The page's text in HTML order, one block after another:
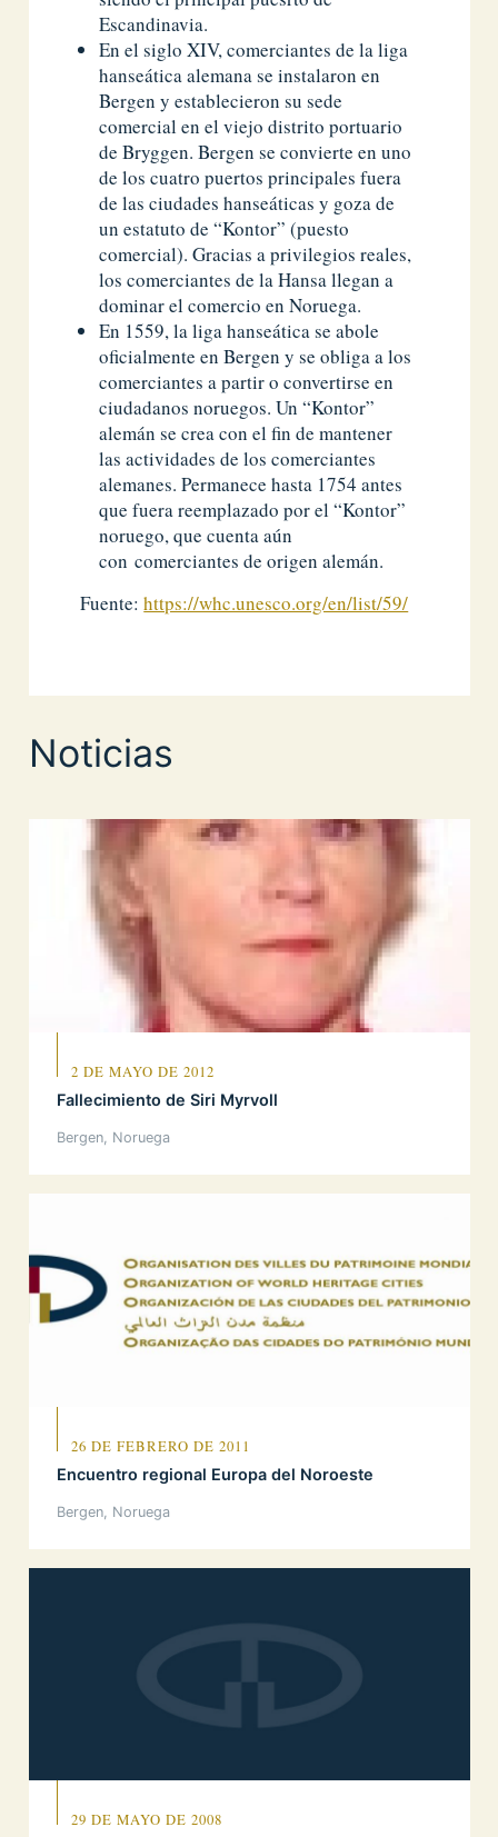
Escandinavia.
En el siglo XIV, comerciantes de la liga
hanseática alemana se instalaron en
Bergen y establecieron su sede
comercial en el viejo distrito portuario
de Bryggen. Bergen se convierte en uno
de los cuatro puertos principales fuera
de las ciudades hanseáticas y goza de
un estatuto de “Kontor” (puesto
comercial). Gracias a privilegios reales,
los comerciantes de la Hansa llegan a
dominar el comercio en Noruega.
En 1559, la liga hanseática se abole
oficialmente en Bergen y se obliga a los
comerciantes a partir o convertirse en
ciudadanos noruegos. Un “Kontor”
alemán se crea con el fin de mantener
las actividades de los comerciantes
alemanes. Permanece hasta 1754 antes
que fuera reemplazado por el “Kontor”
noruego, que cuenta aún
con comerciantes de origen alemán.
Fuente:https://whc.unesco.org/en/list/59/
Noticias
2 DE MAYO DE 2012
Fallecimiento de Siri Myrvoll
Bergen, Noruega
26 DE FEBRERO DE 2011
Encuentro regional Europa del Noroeste
Bergen, Noruega
29 DE MAYO DE 2008